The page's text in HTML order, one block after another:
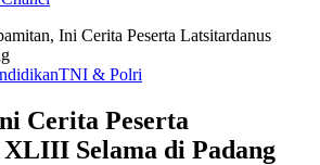
Ini Cerita Peserta Latsitardanus
TNI & Polri
Cerita Peserta
Selama di Padang